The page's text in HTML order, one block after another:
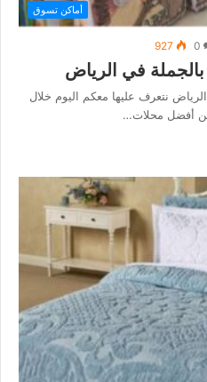
أماكن تسوق
927
الرياض نتعرف عليها معكم اليوم خلال
من أفضل محلات…